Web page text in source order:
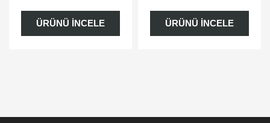
ÜRÜNÜ İNCELE ÜRÜNÜ İNCELE